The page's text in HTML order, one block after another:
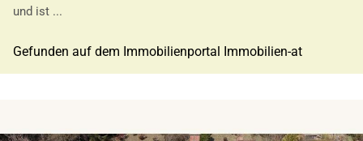
und ist ...
Gefunden auf dem Immobilienportal Immobilien-at